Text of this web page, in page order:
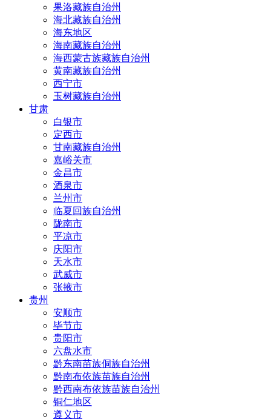
果洛藏族自治州
海北藏族自治州
海东地区
海南藏族自治州
海西蒙古族藏族自治州
黄南藏族自治州
西宁市
玉树藏族自治州
甘肃
白银市
定西市
甘南藏族自治州
嘉峪关市
金昌市
酒泉市
兰州市
临夏回族自治州
陇南市
平凉市
庆阳市
天水市
武威市
张掖市
贵州
安顺市
毕节市
贵阳市
六盘水市
黔东南苗族侗族自治州
黔南布依族苗族自治州
黔西南布依族苗族自治州
铜仁地区
遵义市